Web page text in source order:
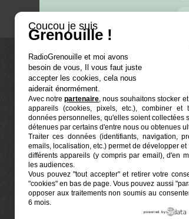
Euphonia est le partenaire producteur de Radio
Grenouille, radio associative marseillaise.
Locaux situés à la Friche Belle de Mai
41, rue Jobin — 13003 Marseille
Coucou je suis
Grenouille !
RadioGrenouille et moi avons
besoin de vous, Il vous faut juste
accepter les cookies, cela nous
aiderait énormément.
Avec notrepartenaire, nous souhaitons stocker
appareils (cookies, pixels, etc.), combiner et
données personnelles, qu'elles soient collectées
détenues par certains d'entre nous ou obtenues
Traiter ces données (identifiants, navigation,
emails, localisation, etc.) permet de développer
différents appareils (y compris par email), d'en
les audiences.
Vous pouvez "tout accepter" et retirer votre
"cookies" en bas de page. Vous pouvez aussi
opposer aux traitements non soumis au
6 mois.
powered by